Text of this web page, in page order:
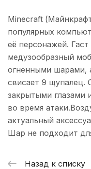
Minecraft
популярных
её персонажей.
медузообразный
огненными шарами,
свисает 9 щупалец.
закрытыми глазами
во время
актуальный
Шар не подходит
Назад к списку